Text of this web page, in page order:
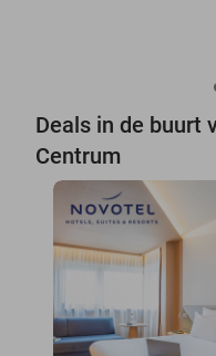
Deals in de buurt
Centrum